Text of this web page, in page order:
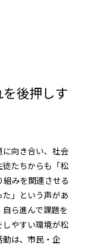
後押しす
向き合い、社会
たちからも「松
みを関連させる
」という声があ
ら進んで課題を
しやすい環境が松
動は、市民・企